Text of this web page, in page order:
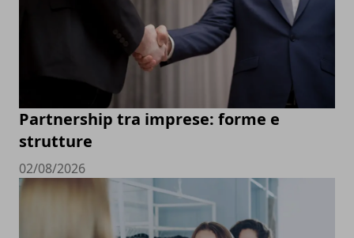
Partnership tra imprese: forme e
strutture
02/08/2026